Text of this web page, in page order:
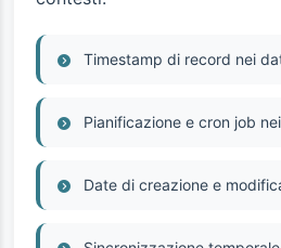
Timestamp di record nei
Pianificazione e cron job
Date di creazione e